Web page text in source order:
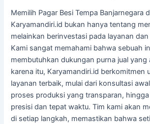
Memilih Pagar Besi Tempa Banjarnegara
Karyamandiri.id bukan hanya tentang
melainkan berinvestasi pada layanan
Kami sangat memahami bahwa sebuah
membutuhkan dukungan purna jual yang
karena itu, Karyamandiri.id berkomitmen
layanan terbaik, mulai dari konsultasi
proses produksi yang transparan,
presisi dan tepat waktu. Tim kami akan
di setiap langkah, memastikan bahwa